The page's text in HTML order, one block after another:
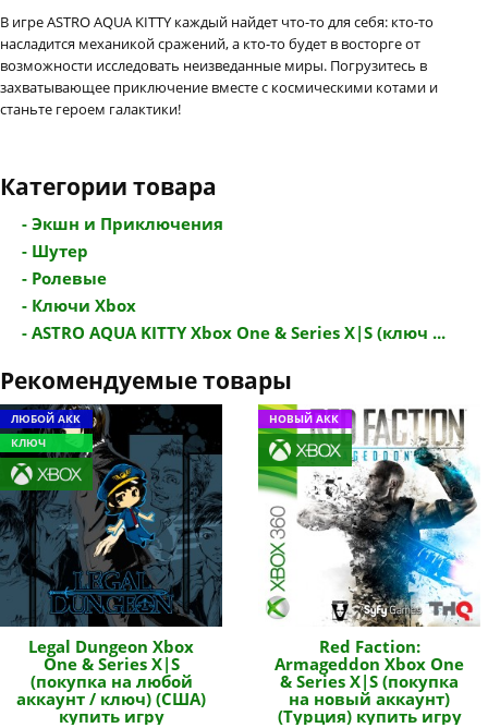
В игре ASTRO AQUA KITTY каждый найдет что-то для себя: кто-то
насладится механикой сражений, а кто-то будет в восторге от
возможности исследовать неизведанные миры. Погрузитесь в
захватывающее приключение вместе с космическими котами и
станьте героем галактики!
Категории товара
- Экшн и Приключения
- Шутер
- Ролевые
- Ключи Xbox
- ASTRO AQUA KITTY Xbox One & Series X|S (ключ ...
Рекомендуемые товары
ЛЮБОЙ АКК
КЛЮЧ
Legal Dungeon Xbox
One & Series X|S
(покупка на любой
аккаунт / ключ) (США)
купить игру
НОВЫЙ АКК
Red Faction:
Armageddon Xbox One
& Series X|S (покупка
на новый аккаунт)
(Турция) купить игру